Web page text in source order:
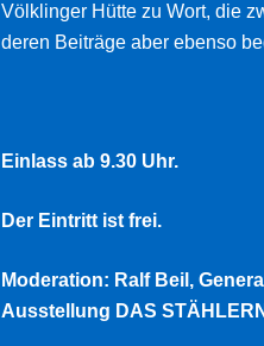
Völklinger Hütte zu Wort, die
deren Beiträge aber ebenso
Einlass ab 9.30 Uhr.
Der Eintritt ist frei.
Moderation: Ralf Beil,
Ausstellung DAS